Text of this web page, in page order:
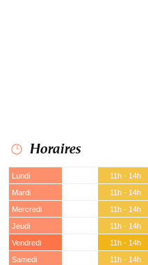
Horaires
Lundi 11h - 14h
Mardi
11h - 14h
Mercredi
11h - 14h
Jeudi
11h - 14h
Vendredi
11h - 14h
Samedi
11h - 14h